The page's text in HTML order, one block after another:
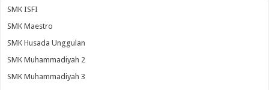
SMK ISFI
SMK Maestro
SMK Husada Unggulan
SMK Muhammadiyah 2
SMK Muhammadiyah 3